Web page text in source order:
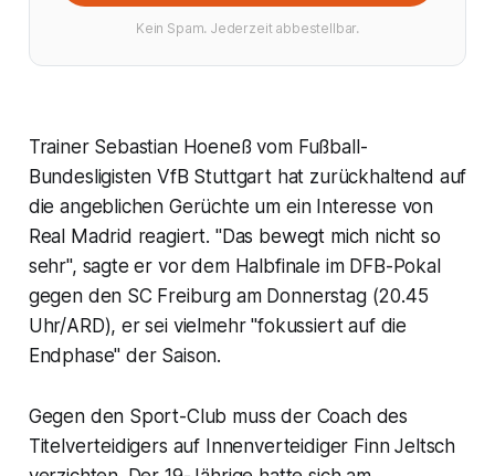
Kein Spam. Jederzeit abbestellbar.
Trainer Sebastian Hoeneß vom Fußball-
Bundesligisten VfB Stuttgart hat zurückhaltend auf
die angeblichen Gerüchte um ein Interesse von
Real Madrid reagiert. "Das bewegt mich nicht so
sehr", sagte er vor dem Halbfinale im DFB-Pokal
gegen den SC Freiburg am Donnerstag (20.45
Uhr/ARD), er sei vielmehr "fokussiert auf die
Endphase" der Saison.
Gegen den Sport-Club muss der Coach des
Titelverteidigers auf Innenverteidiger Finn Jeltsch